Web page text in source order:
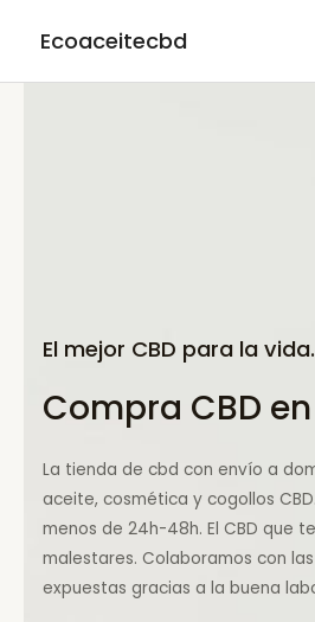
Ecoaceitecbd
El mejor CBD para la vida.
Compra CBD
La tienda de cbd con envío a
aceite, cosmética y cogollos
menos de 24h-48h. El CBD que
malestares. Colaboramos con
expuestas gracias a la buena